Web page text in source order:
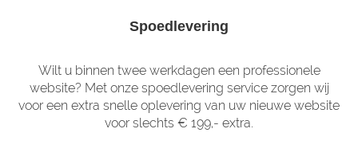
Spoedlevering
Wilt u binnen twee werkdagen een professionele
website? Met onze spoedlevering service zorgen wij
voor een extra snelle oplevering van uw nieuwe website
voor slechts € 199,- extra.